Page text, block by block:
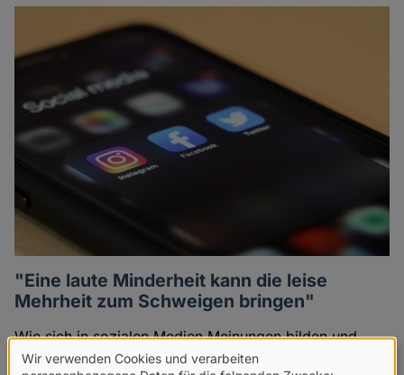
"Eine laute Minderheit kann die leise
Mehrheit zum Schweigen bringen"
Wie sich in sozialen Medien Meinungen bilden und
inwiefern es dabei zu einer zunehmenden
Wir verwenden Cookies und verarbeiten